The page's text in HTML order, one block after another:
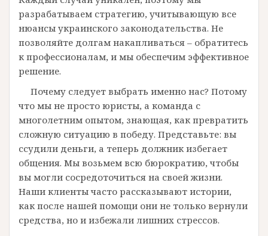
разрабатываем стратегию, учитывающую все
нюансы украинского законодательства. Не
позволяйте долгам накапливаться – обратитесь
к профессионалам, и мы обеспечим эффективное
решение.
Почему следует выбрать именно нас? Потому
что мы не просто юристы, а команда с
многолетним опытом, знающая, как превратить
сложную ситуацию в победу. Представьте: вы
ссудили деньги, а теперь должник избегает
общения. Мы возьмем всю бюрократию, чтобы
вы могли сосредоточиться на своей жизни.
Наши клиенты часто рассказывают истории,
как после нашей помощи они не только вернули
средства, но и избежали лишних стрессов.